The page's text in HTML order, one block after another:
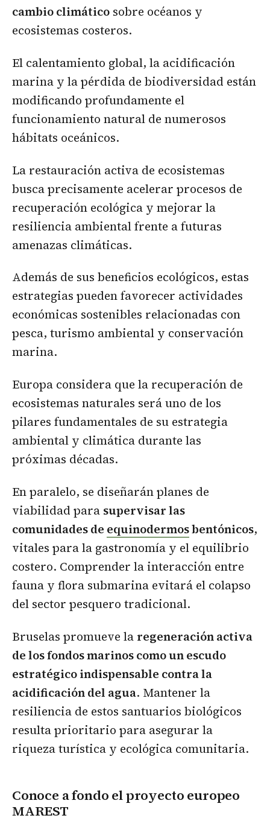
cambio climático sobre océanos y
ecosistemas costeros.
El calentamiento global, la acidificación
marina y la pérdida de biodiversidad están
modificando profundamente el
funcionamiento natural de numerosos
hábitats oceánicos.
La restauración activa de ecosistemas
busca precisamente acelerar procesos de
recuperación ecológica y mejorar la
resiliencia ambiental frente a futuras
amenazas climáticas.
Además de sus beneficios ecológicos, estas
estrategias pueden favorecer actividades
económicas sostenibles relacionadas con
pesca, turismo ambiental y conservación
marina.
Europa considera que la recuperación de
ecosistemas naturales será uno de los
pilares fundamentales de su estrategia
ambiental y climática durante las
próximas décadas.
En paralelo, se diseñarán planes de
viabilidad para supervisar las
comunidades de equinodermosbentónicos,
vitales para la gastronomía y el equilibrio
costero. Comprender la interacción entre
fauna y flora submarina evitará el colapso
del sector pesquero tradicional.
Bruselas promueve la regeneración activa
de los fondos marinos como un escudo
estratégico indispensable contra la
acidificación del agua. Mantener la
resiliencia de estos santuarios biológicos
resulta prioritario para asegurar la
riqueza turística y ecológica comunitaria.
Conoce a fondo el proyecto europeo
MAREST